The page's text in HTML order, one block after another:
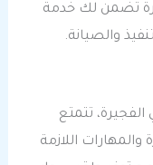
تضمن لك خدمة
والصيانة.
تتمتع
اللازمة